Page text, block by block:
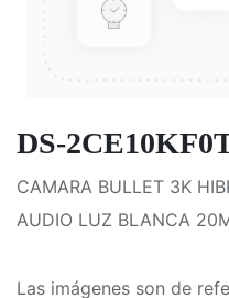
DS-
CAMARA BULLET 3K
AUDIO LUZ BLANCA
Las imágenes son de